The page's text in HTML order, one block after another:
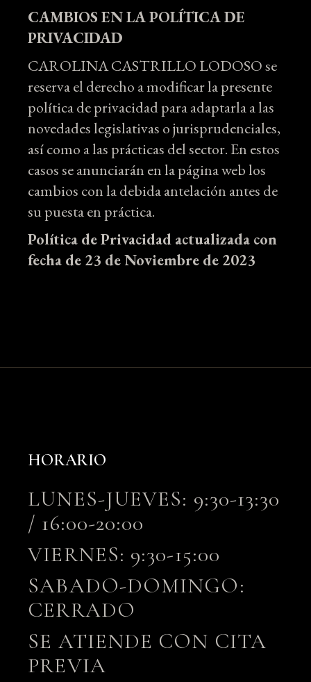
CAMBIOS EN LA POLÍTICA DE
PRIVACIDAD
CAROLINA CASTRILLO LODOSO se
reserva el derecho a modificar la presente
política de privacidad para adaptarla a las
novedades legislativas o jurisprudenciales,
así como a las prácticas del sector. En estos
casos se anunciarán en la página web los
cambios con la debida antelación antes de
su puesta en práctica.
Política de Privacidad actualizada con
fecha de 23 de Noviembre de 2023
HORARIO
LUNES-JUEVES: 9:30-13:30
/ 16:00-20:00
VIERNES: 9:30-15:00
SABADO-DOMINGO:
CERRADO
SE ATIENDE CON CITA
PREVIA